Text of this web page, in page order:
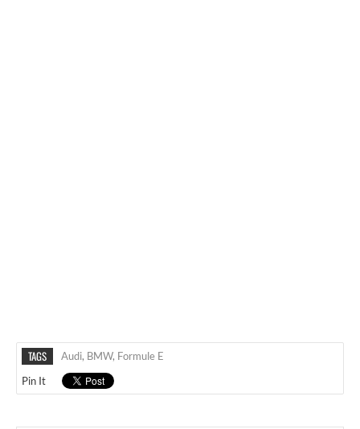
TAGS Audi, BMW, Formule E
Pin It